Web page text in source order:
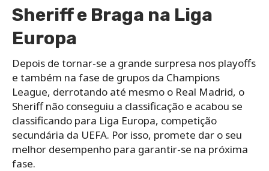
Sheriff e Braga na Liga
Europa
Depois de tornar-se a grande surpresa nos playoffs
e também na fase de grupos da Champions
League, derrotando até mesmo o Real Madrid, o
Sheriff não conseguiu a classificação e acabou se
classificando para Liga Europa, competição
secundária da UEFA. Por isso, promete dar o seu
melhor desempenho para garantir-se na próxima
fase.